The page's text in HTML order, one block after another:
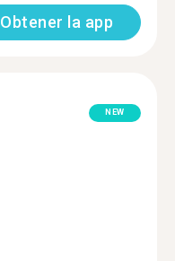
Obtener la app
NEW